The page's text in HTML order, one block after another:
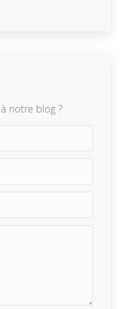
notre blog ?